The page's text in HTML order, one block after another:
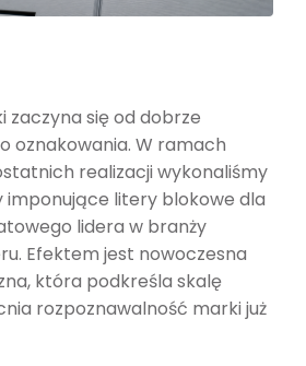
zaczyna się od dobrze
oznakowania. W ramach
realizacji wykonaliśmy
imponujące litery blokowe dla
lidera w branży
Efektem jest nowoczesna
która podkreśla skalę
rozpoznawalność marki już